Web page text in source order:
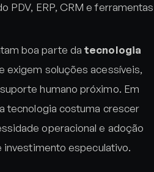
PDV, ERP, CRM e ferramentas
boa parte datecnologia
exigem soluções acessíveis,
humano próximo. Em
tecnologia costuma crescer
operacional e adoção
investimento especulativo.